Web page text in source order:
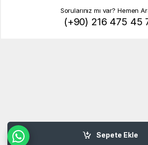
Sepete Ekle
Sorularınız mı var? Hemen
(+90) 216 475 45